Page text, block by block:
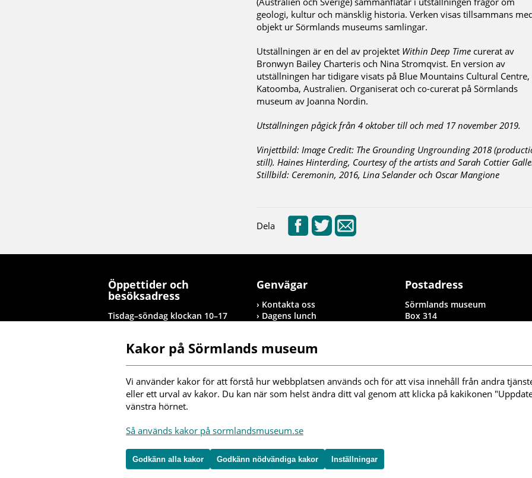
geologi, kultur och mänsklig historia. Verken visas tillsammans
objekt ur Sörmlands museums samlingar.
Utställningen är en del av projektet Within Deep Time curerat av
Bronwyn Bailey Charteris och Nina Stromqvist. En version av
utställningen har tidigare visats på Blue Mountains Cultural Centre,
Katoomba, Australien. Organiserat och co-curerat på Sörmlands
museum av Joanna Nordin.
Utställningen pågick från 4 oktober till och med 17 november 2019.
Vinjettbild: Image Credit: The Grounding Ungrounding 2018
still). Haines Hinterding, Courtesy of the artists and Sarah Cottier
Stillbild: Ceremonin, 2016, Lina Selander och Oscar Mangione
Dela
Öppettider och
besöksadress
Tisdag–söndag klockan 10–17
Genvägar
Kontakta oss
Dagens lunch
Information om denna
Inställningar kakor
Följ oss i sociala
Postadress
Sörmlands museum
Box 314
Kakor på Sörmlands museum
Vi använder kakor för att förstå hur webbplatsen används och för att visa innehåll från andra
eller ett urval av kakor. Du kan när som helst ändra ditt val genom att klicka på kakikonen
vänstra hörnet.
Så används kakor på sormlandsmuseum.se
Godkänn alla kakor Godkänn nödvändiga kakor Inställningar